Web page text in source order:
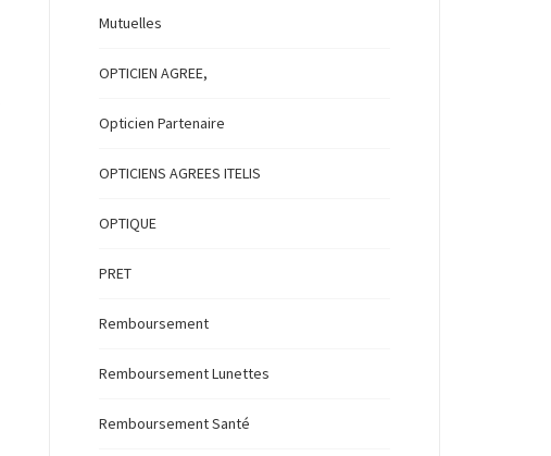
Mutuelles
OPTICIEN AGREE,
Opticien Partenaire
OPTICIENS AGREES ITELIS
OPTIQUE
PRET
Remboursement
Remboursement Lunettes
Remboursement Santé